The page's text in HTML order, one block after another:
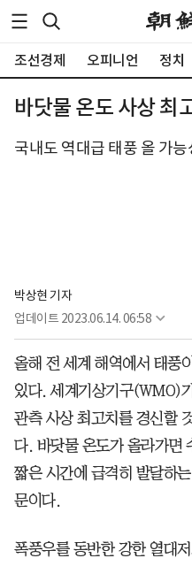
조선경제 오피니언 정치
바닷물 온도 사상
국내도 역대급 태풍 올 가능
박상현 기자
업데이트 2023.06.14. 06:58
올해 전 세계 해역에서 태풍
있다. 세계기상기구(WMO)
관측 사상 최고치를 경신할
다. 바닷물 온도가 올라가면
짧은 시간에 급격히 발달하
문이다.
폭풍우를 동반한 강한 열대